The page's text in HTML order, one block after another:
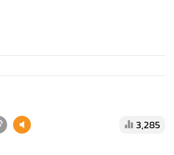
ถึง มันเป็นไปได้ยาก เพราะก็ไม่ยอมลดรา
หรือต่อให้เปลี่ยนว่าไม่แก้แล้ว คนก็ไม่
ไกลไม่ถอย เขาไม่มีทางเลือกเพราะเป็น
กลับคำอนาคตก้าวไกลจบลงวันนี้เลย
แสดงเพิ่มเติม
3,285